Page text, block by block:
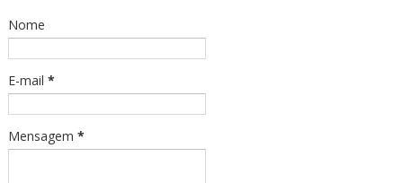
Nome
E-mail *
Mensagem *